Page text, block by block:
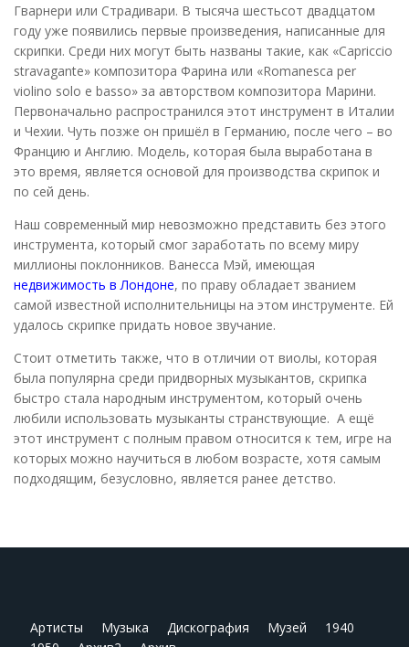
Гварнери или Страдивари. В тысяча шестьсот двадцатом
году уже появились первые произведения, написанные для
скрипки. Среди них могут быть названы такие, как «Capriccio
stravagante» композитора Фарина или «Romanesca per
violino solo е basso» за авторством композитора Марини.
Первоначально распространился этот инструмент в Италии
и Чехии. Чуть позже он пришёл в Германию, после чего – во
Францию и Англию. Модель, которая была выработана в
это время, является основой для производства скрипок и
по сей день.
Наш современный мир невозможно представить без этого
инструмента, который смог заработать по всему миру
миллионы поклонников. Ванесса Мэй, имеющая
недвижимость в Лондоне, по праву обладает званием
самой известной исполнительницы на этом инструменте. Ей
удалось скрипке придать новое звучание.
Стоит отметить также, что в отличии от виолы, которая
была популярна среди придворных музыкантов, скрипка
быстро стала народным инструментом, который очень
любили использовать музыканты странствующие. А ещё
этот инструмент с полным правом относится к тем, игре на
которых можно научиться в любом возрасте, хотя самым
подходящим, безусловно, является ранее детство.
Артисты Музыка Дискография Музей
1940